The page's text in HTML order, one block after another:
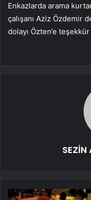
Enkazlarda arama
çalışanı Aziz Özdemir
dolayı Özten’e